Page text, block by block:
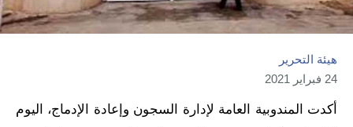
هيئة التحرير
24 فبراير 2021
أكدت المندوبية العامة لإدارة السجون وإعادة الإدماج، اليوم